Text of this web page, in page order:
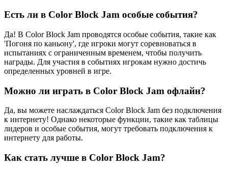
Есть ли в Color Block Jam особые события?
Да! В Color Block Jam проводятся особые события, такие как
'Погоня по каньону', где игроки могут соревноваться в
испытаниях с ограниченным временем, чтобы получить
награды. Для участия в событиях игрокам нужно достичь
определенных уровней в игре.
Можно ли играть в Color Block Jam офлайн?
Да, вы можете наслаждаться Color Block Jam без подключения
к интернету! Однако некоторые функции, такие как таблицы
лидеров и особые события, могут требовать подключения к
интернету для работы.
Как стать лучше в Color Block Jam?